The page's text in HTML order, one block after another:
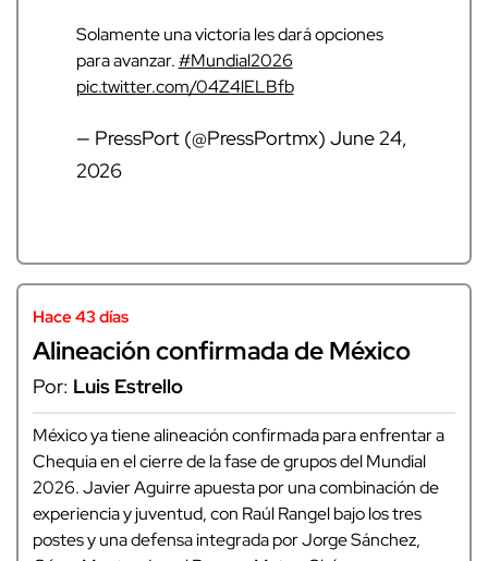
Solamente una victoria les dará opciones
para avanzar.#Mundial2026
pic.twitter.com/04Z4lELBfb
— PressPort (@PressPortmx) June 24,
2026
Hace 43 días
Alineación confirmada de México
Por: Luis Estrello
México ya tiene alineación confirmada para enfrentar a
Chequia en el cierre de la fase de grupos del Mundial
2026. Javier Aguirre apuesta por una combinación de
experiencia y juventud, con Raúl Rangel bajo los tres
postes y una defensa integrada por Jorge Sánchez,